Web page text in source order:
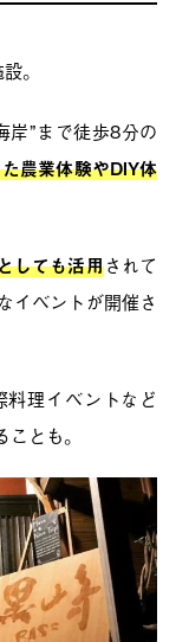
。
岸”まで徒歩8分の
農業体験やDIY体
しても活用されて
イベントが開催さ
理イベントなど
とも。